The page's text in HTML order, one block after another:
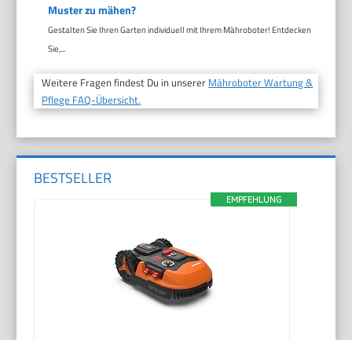
Muster zu mähen?
Gestalten Sie Ihren Garten individuell mit Ihrem Mähroboter! Entdecken
Sie,...
Weitere Fragen findest Du in unserer Mähroboter Wartung &
Pflege FAQ-Übersicht.
BESTSELLER
EMPFEHLUNG